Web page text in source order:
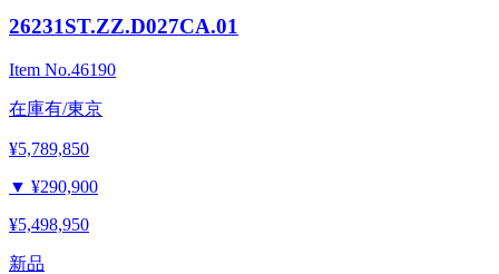
26231ST.ZZ.D027CA.01
Item No.46190
在庫有/東京
¥5,789,850
▼ ¥290,900
¥5,498,950
新品